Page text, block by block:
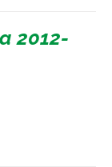
2012-